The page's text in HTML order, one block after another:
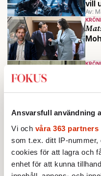
Ansvarsfull användning
Vi och våra 363 partners
som t.ex. ditt IP-
cookies för att lagra och
enhet för att kunna
vill
Av:
Av: